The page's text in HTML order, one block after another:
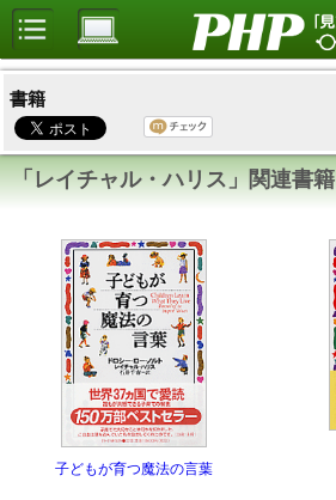
書籍
「レイチャル・ハリス」関連書籍
子どもが育つ魔法の言葉